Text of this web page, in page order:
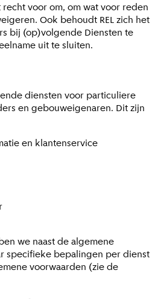
recht voor om, om wat voor reden
Ook behoudt REL zich het
bij (op)volgende Diensten te
uit te sluiten.
diensten voor particuliere
en gebouweigenaren. Dit zijn
en klantenservice
we naast de algemene
specifieke bepalingen per dienst
voorwaarden (zie de